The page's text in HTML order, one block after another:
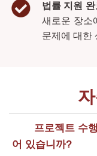
법률 지원
새로운 장소
문제에 대한
프로젝트 수
어 있습니까?